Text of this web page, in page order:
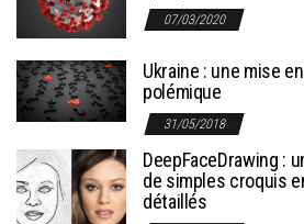
07/03/2020
Ukraine : une mise
polémique
31/05/2018
DeepFaceDrawing :
de simples croquis
détaillés